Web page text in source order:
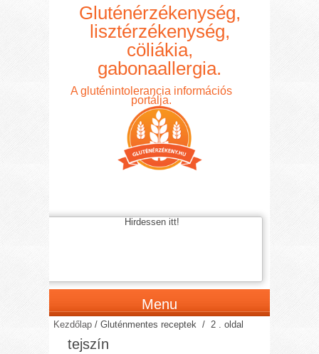
Gluténérzékenység,
lisztérzékenység,
cöliákia,
gabonaallergia.
A gluténintolerancia információs
portálja.
Hirdessen itt!
Menu
Kezdőlap /Gluténmentes receptek / 2 . oldal
tejszín